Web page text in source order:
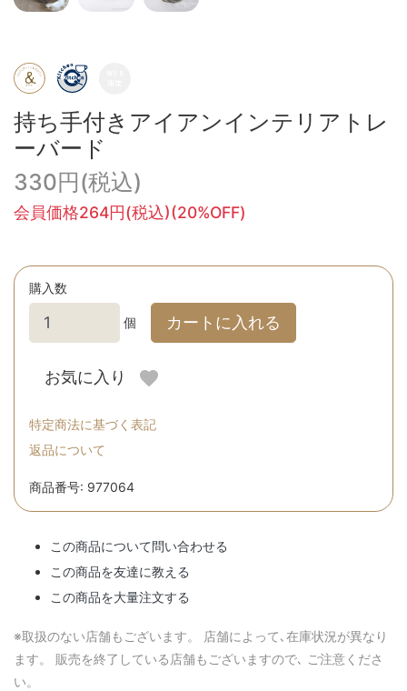
持ち手付きアイアンインテリアトレ
ーバード
330円(税込)
会員価格264円(税込)(20%OFF)
購入数
個 カートに入れる
お気に入り
特定商法に基づく表記
返品について
商品番号: 977064
この商品について問い合わせる
この商品を友達に教える
この商品を大量注文する
※取扱のない店舗もございます。 店舗によって､在庫状況が異なり
ます。 販売を終了している店舗もございますので､ ご注意くださ
い。